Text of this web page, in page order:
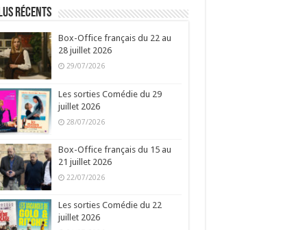
récents
Box-Office français du 22 au
28 juillet 2026
29/07/2026
Les sorties Comédie du 29
juillet 2026
28/07/2026
Box-Office français du 15 au
21 juillet 2026
22/07/2026
Les sorties Comédie du 22
juillet 2026